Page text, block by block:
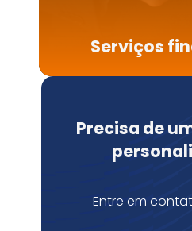
Serviços
Precisa de
Entre em